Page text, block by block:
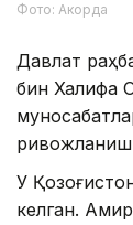
Фото: Акорда
Давлат
бин Халифа
У
келган.